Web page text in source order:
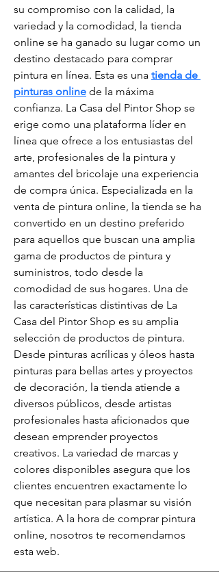
su compromiso con la calidad, la
variedad y la comodidad, la tienda
online se ha ganado su lugar como un
destino destacado para comprar
pintura en línea. Esta es una tienda de
pinturas online de la máxima
confianza. La Casa del Pintor Shop se
erige como una plataforma líder en
línea que ofrece a los entusiastas del
arte, profesionales de la pintura y
amantes del bricolaje una experiencia
de compra única. Especializada en la
venta de pintura online, la tienda se ha
convertido en un destino preferido
para aquellos que buscan una amplia
gama de productos de pintura y
suministros, todo desde la
comodidad de sus hogares. Una de
las características distintivas de La
Casa del Pintor Shop es su amplia
selección de productos de pintura.
Desde pinturas acrílicas y óleos hasta
pinturas para bellas artes y proyectos
de decoración, la tienda atiende a
diversos públicos, desde artistas
profesionales hasta aficionados que
desean emprender proyectos
creativos. La variedad de marcas y
colores disponibles asegura que los
clientes encuentren exactamente lo
que necesitan para plasmar su visión
artística. A la hora de comprar pintura
online, nosotros te recomendamos
esta web.